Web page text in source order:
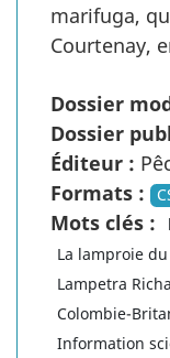
marifuga,
Courtenay,
Dossier
Dossier
Éditeur :
Formats :
Mots clés :
La lamproie
Lampetra
Colombie-
Information